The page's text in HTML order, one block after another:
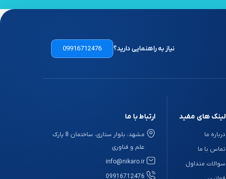
نیاز به راهنمایی دارید؟ 09916712476
لینک های مفید
درباره ما
تماس با ما
سوالات متداول
ارتباط با ما
مشهد، بلوار ستاری، ساختمان 8 پارک
علم و فناوری
info@nikaro.ir
09916712476